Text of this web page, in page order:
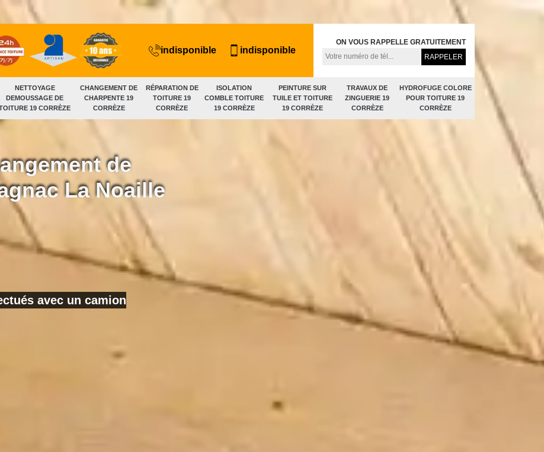
NETTOYAGE
DEMOUSSAGE DE
19 CORRÈZE
CHANGEMENT DE
CHARPENTE 19
CORRÈZE
RÉPARATION DE
TOITURE 19
CORRÈZE
ISOLATION
COMBLE TOITURE
19 CORRÈZE
PEINTURE SUR
TUILE ET TOITURE
19 CORRÈZE
TRAVAUX DE
ZINGUERIE 19
CORRÈZE
HYDROFUGE COLORE
POUR TOITURE 19
CORRÈZE
indisponible indisponible
ON VOUS RAPPELLE GRATUITEMENT
de
La Noaille
avec un camion